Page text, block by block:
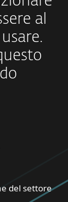
al
del settore